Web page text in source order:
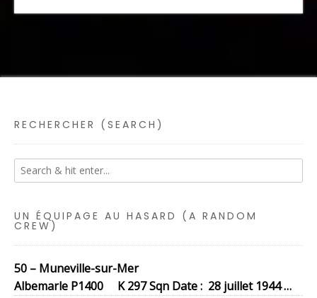
RECHERCHER (SEARCH)
UN ÉQUIPAGE AU HASARD (A RANDOM
CREW)
50 – Muneville-sur-Mer
Albemarle P1400 K 297 Sqn Date : 28 juillet 1944 …